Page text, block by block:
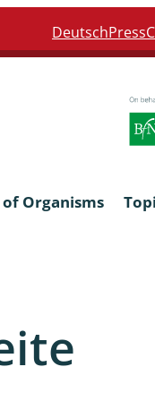
DeutschPress
Organisms